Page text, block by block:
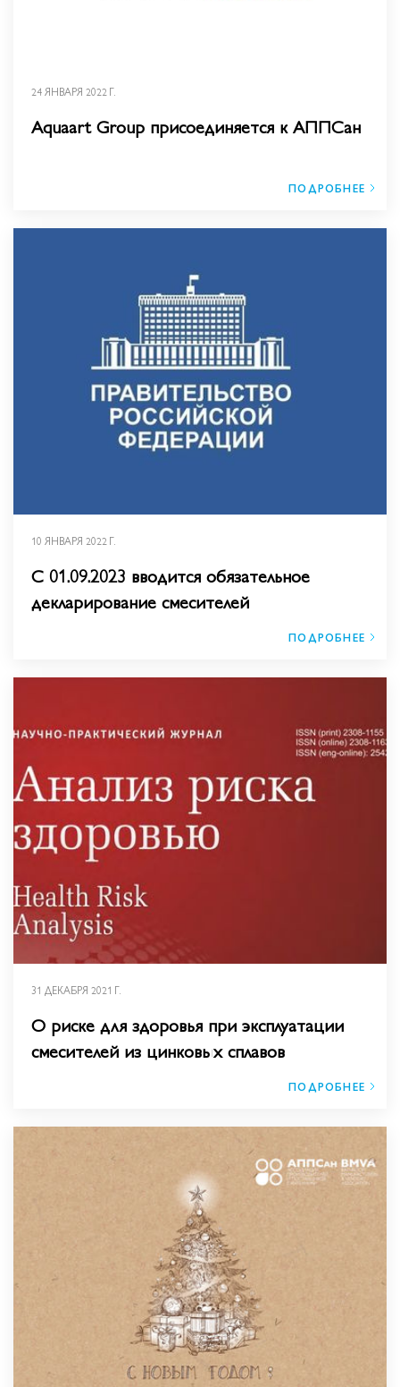
24 ЯНВАРЯ 2022 Г.
Aquaart Group присоединяется к АППСан
ПОДРОБНЕЕ
10 ЯНВАРЯ 2022 Г.
С 01.09.2023 вводится обязательное
декларирование смесителей
ПОДРОБНЕЕ
31 ДЕКАБРЯ 2021 Г.
О риске для здоровья при эксплуатации
смесителей из цинковых сплавов
ПОДРОБНЕЕ